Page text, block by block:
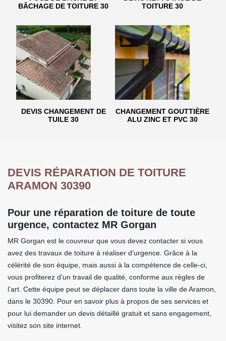
BÂCHAGE DE TOITURE 30
TOITURE 30
DEVIS CHANGEMENT DE
TUILE 30
CHANGEMENT GOUTTIÈRE
ALU ZINC ET PVC 30
DEVIS RÉPARATION DE TOITURE
ARAMON 30390
Pour une réparation de toiture de toute
urgence, contactez MR Gorgan
MR Gorgan est le couvreur que vous devez contacter si vous
avez des travaux de toiture à réaliser d’urgence. Grâce à la
célérité de son équipe, mais aussi à la compétence de celle-ci,
vous profiterez d’un travail de qualité, conforme aux règles de
l’art. Cette équipe peut se déplacer dans toute la ville de Aramon,
dans le 30390. Pour en savoir plus à propos de ses services et
pour lui demander un devis détaillé gratuit et sans engagement,
visitez son site internet.